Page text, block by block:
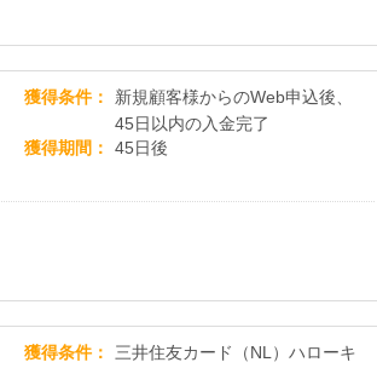
獲得条件
新規顧客様からのWeb申込後、
45日以内の入金完了
獲得期間
45日後
獲得条件
三井住友カード（NL）ハローキ